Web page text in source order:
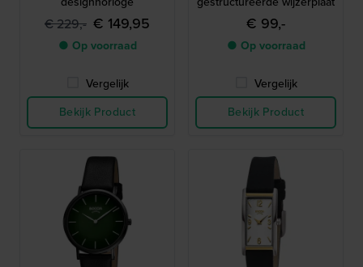
€ 229,- € 149,95
● Op voorraad
Vergelijk
Bekijk Product
€ 99,-
● Op voorraad
Vergelijk
Bekijk Product